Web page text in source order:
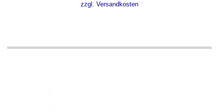
zzgl. Versandkosten